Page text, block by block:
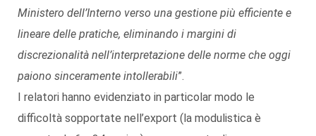
Ministero dell’Interno verso una gestione più efficiente e
lineare delle pratiche, eliminando i margini di
discrezionalità nell’interpretazione delle norme che oggi
paiono sinceramente intollerabili”.
I relatori hanno evidenziato in particolar modo le
difficoltà sopportate nell’export (la modulistica è